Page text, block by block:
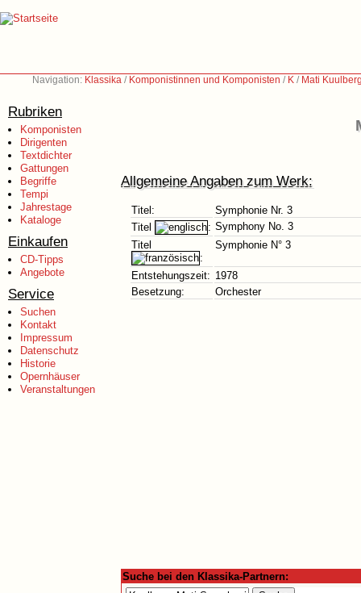
Navigation: Klassika / Komponistinnen und Komponisten / K / Mati
Rubriken
Komponisten
Dirigenten
Textdichter
Gattungen
Begriffe
Tempi
Jahrestage
Kataloge
Einkaufen
CD-Tipps
Angebote
Service
Suchen
Kontakt
Impressum
Datenschutz
Historie
Opernhäuser
Veranstaltungen
Allgemeine Angaben zum Werk:
Titel:
Symphonie Nr. 3
Titel
: Symphony No. 3
Titel
:
Symphonie N° 3
Entstehungszeit: 1978
Besetzung:
Orchester
Suche bei den Klassika-Partnern: